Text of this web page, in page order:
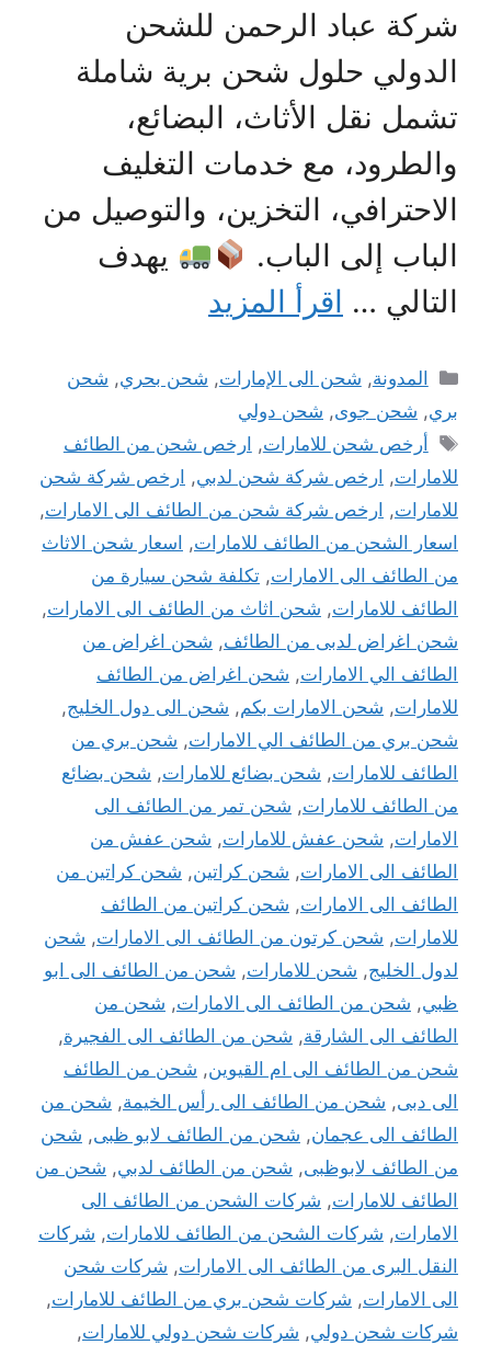
شركة عباد الرحمن للشحن
الدولي حلول شحن برية شاملة
تشمل نقل الأثاث، البضائع،
والطرود، مع خدمات التغليف
الاحترافي، التخزين، والتوصيل من
الباب إلى الباب.
يهدف
التالي … اقرأ المزيد
التصنيفات
المدونة, شحن الى الإمارات, شحن بحري, شحن
بري, شحن جوى, شحن دولي
الوسوم
أرخص شحن للامارات, ارخص شحن من الطائف
للامارات, ارخص شركة شحن لدبي, ارخص شركة شحن
للامارات, ارخص شركة شحن من الطائف الى الامارات,
اسعار الشحن من الطائف للامارات, اسعار شحن الاثاث
من الطائف الى الامارات, تكلفة شحن سيارة من
الطائف للامارات, شحن اثاث من الطائف الى الامارات,
شحن اغراض لدبى من الطائف, شحن اغراض من
الطائف الي الامارات, شحن اغراض من الطائف
للامارات, شحن الامارات بكم, شحن الى دول الخليج,
شحن بري من الطائف الي الامارات, شحن بري من
الطائف للامارات, شحن بضائع للامارات, شحن بضائع
من الطائف للامارات, شحن تمر من الطائف الى
الامارات, شحن عفش للامارات, شحن عفش من
الطائف الى الامارات, شحن كراتين, شحن كراتين من
الطائف الى الامارات, شحن كراتين من الطائف
للامارات, شحن كرتون من الطائف الى الامارات, شحن
لدول الخليج, شحن للامارات, شحن من الطائف الى ابو
ظبي, شحن من الطائف الى الامارات, شحن من
الطائف الى الشارقة, شحن من الطائف الى الفجيرة,
شحن من الطائف الى ام القيوين, شحن من الطائف
الى دبى, شحن من الطائف الى رأس الخيمة, شحن من
الطائف الى عجمان, شحن من الطائف لابو ظبى, شحن
من الطائف لابوظبى, شحن من الطائف لدبي, شحن من
الطائف للامارات, شركات الشحن من الطائف الى
الامارات, شركات الشحن من الطائف للامارات, شركات
النقل البرى من الطائف الى الامارات, شركات شحن
الى الامارات, شركات شحن بري من الطائف للامارات,
شركات شحن دولي, شركات شحن دولي للامارات,